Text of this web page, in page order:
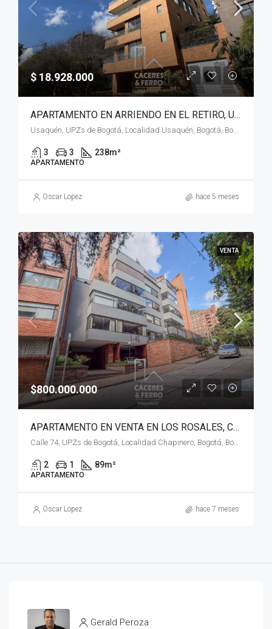
$ 18.928.000
APARTAMENTO EN ARRIENDO EN EL RETIRO, USAQUÉN, BOGOTÁ, D.C. – (970)
Usaquén, UPZs de Bogotá, Localidad Usaquén, Bogotá, Bogotá, Distrito Capital, RAP (Especial) Central, 110111, Colombia
3 3 238m²
APARTAMENTO
Oscar Lopez hace 5 meses
VENTA
$800.000.000
APARTAMENTO EN VENTA EN LOS ROSALES, CHAPINERO, BOGOTÁ, D.C.
Calle 74, UPZs de Bogotá, Localidad Chapinero, Bogotá, Bogotá, Distrito Capital, RAP (Especial) Central, 110221, Colombia
2 1 89m²
APARTAMENTO
Oscar Lopez hace 7 meses
Gerald Peroza